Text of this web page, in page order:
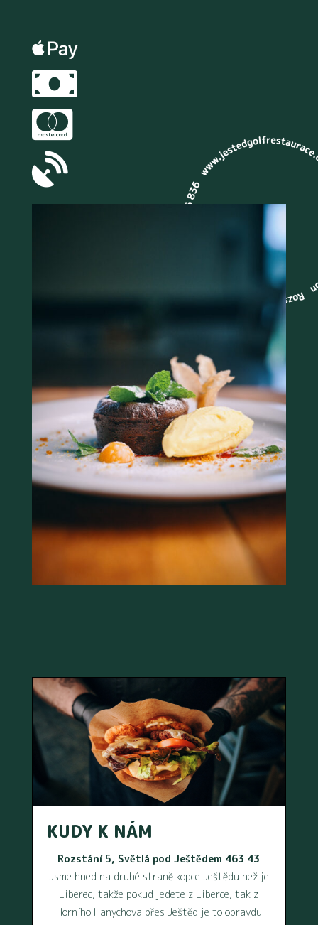




KUDY K NÁM
Rozstání 5, Světlá pod Ještědem 463 43
Jsme hned na druhé straně kopce Ještědu než je
Liberec, takže pokud jedete z Liberce, tak z
Horního Hanychova přes Ještěd je to opravdu